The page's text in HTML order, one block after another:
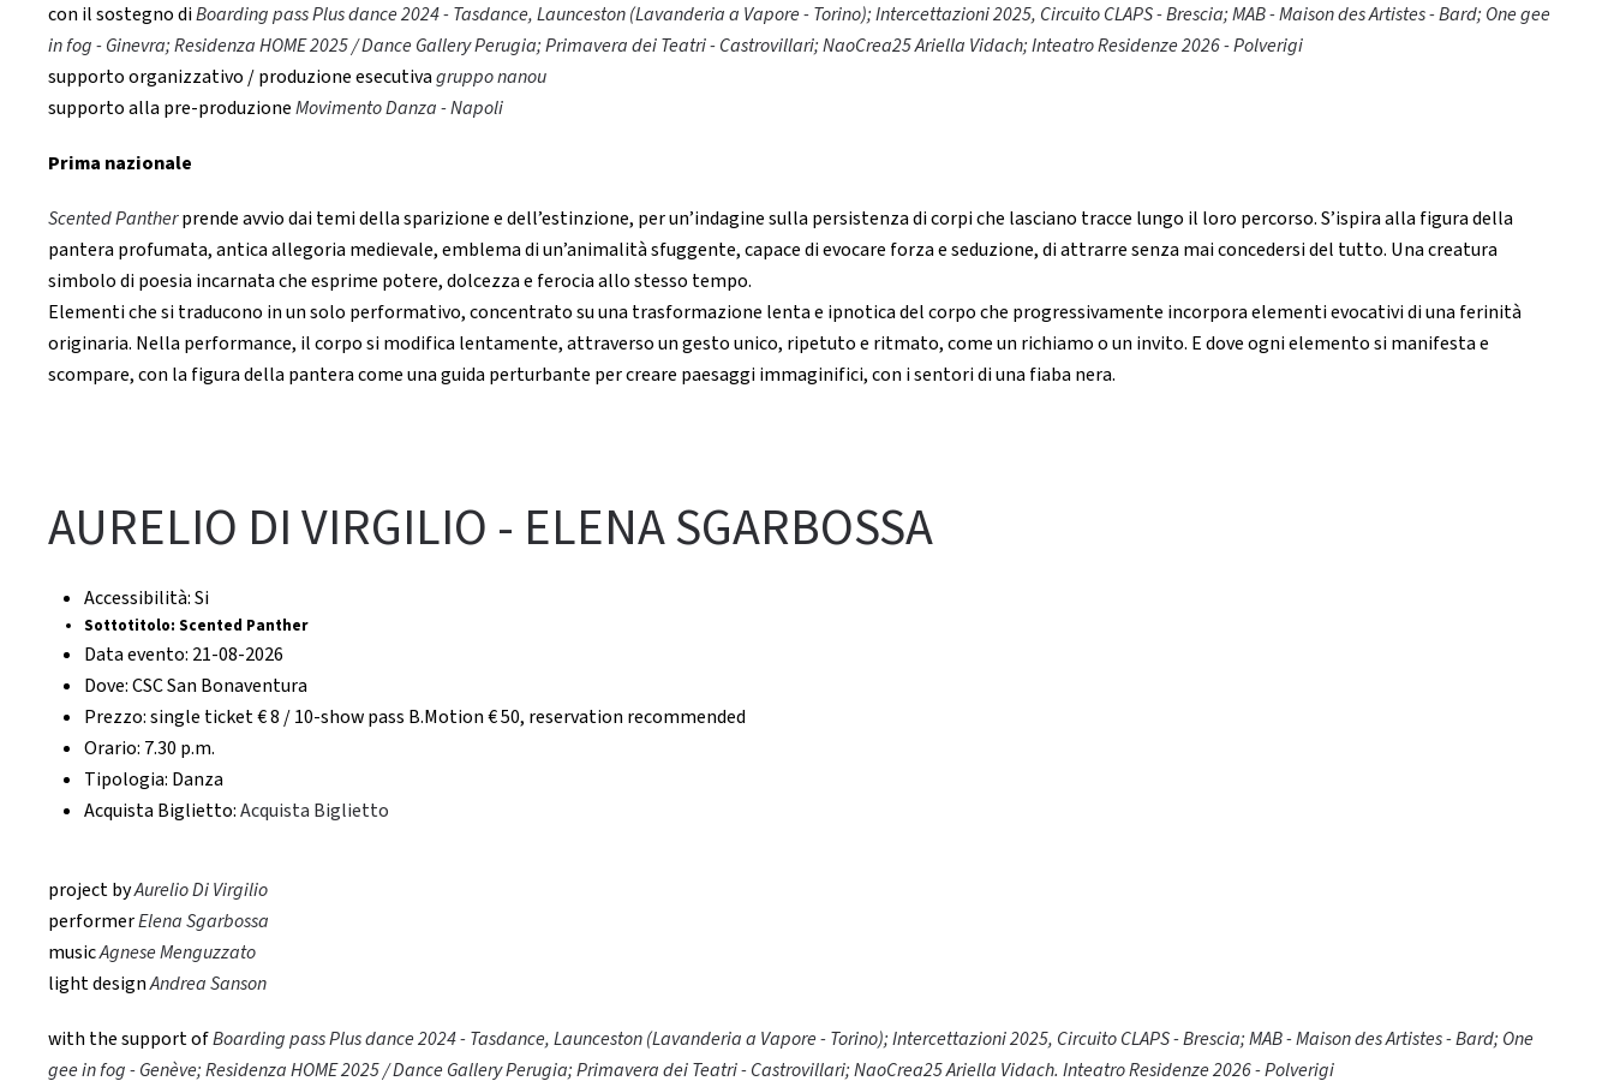
con il sostegno diBoarding pass Plus dance 2024 - Tasdance, Launceston (Lavanderia a Vapore - Torino); Intercettazioni 2025, Circuito CLAPS - Brescia; MAB - Maison des Artistes - Bard; One gee
in fog - Ginevra; Residenza HOME 2025 / Dance Gallery Perugia; Primavera dei Teatri - Castrovillari; NaoCrea25 Ariella Vidach; Inteatro Residenze 2026 - Polverigi
supporto organizzativo / produzione esecutivagruppo nanou
supporto alla pre-produzioneMovimento Danza - Napoli
Prima nazionale
Scented Pantherprende avvio dai temi della sparizione e dell’estinzione, per un’indagine sulla persistenza di corpi che lasciano tracce lungo il loro percorso. S’ispira alla figura della
pantera profumata, antica allegoria medievale, emblema di un’animalità sfuggente, capace di evocare forza e seduzione, di attrarre senza mai concedersi del tutto. Una creatura
simbolo di poesia incarnata che esprime potere, dolcezza e ferocia allo stesso tempo.
Elementi che si traducono in un solo performativo, concentrato su una trasformazione lenta e ipnotica del corpo che progressivamente incorpora elementi evocativi di una ferinità
originaria. Nella performance, il corpo si modifica lentamente, attraverso un gesto unico, ripetuto e ritmato, come un richiamo o un invito. E dove ogni elemento si manifesta e
scompare, con la figura della pantera come una guida perturbante per creare paesaggi immaginifici, con i sentori di una fiaba nera.
AURELIO DI VIRGILIO - ELENA SGARBOSSA
Accessibilità:Si
Sottotitolo: Scented Panther
Data evento: 21-08-2026
Dove:CSC San Bonaventura
Prezzo:single ticket € 8 / 10-show pass B.Motion € 50, reservation recommended
Orario: 7.30 p.m.
Tipologia: Danza
Acquista Biglietto:Acquista Biglietto
project byAurelio Di Virgilio
performerElena Sgarbossa
musicAgnese Menguzzato
light designAndrea Sanson
with the support ofBoarding pass Plus dance 2024 - Tasdance, Launceston (Lavanderia a Vapore - Torino);Intercettazioni 2025, Circuito CLAPS - Brescia; MAB - Maison des Artistes - Bard; One
gee in fog - Genève;Residenza HOME 2025 / Dance Gallery Perugia; Primavera dei Teatri - Castrovillari; NaoCrea25 Ariella Vidach. Inteatro Residenze 2026 - Polverigi